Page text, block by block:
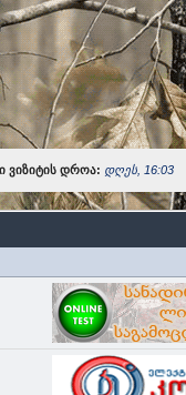
ვიზიტის დროა: დღეს, 16:03